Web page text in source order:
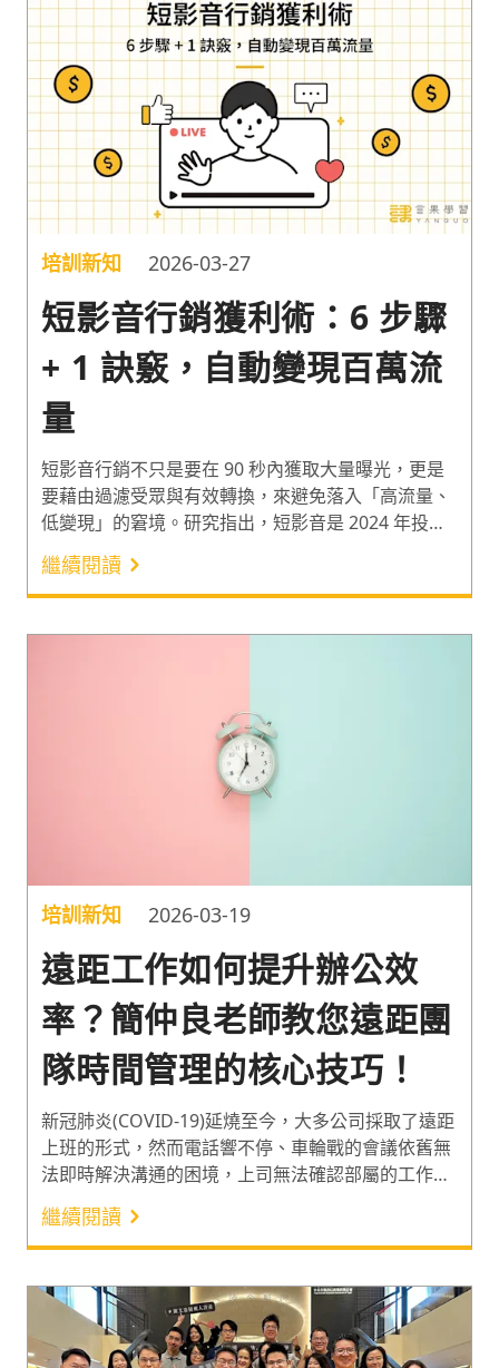
培訓新知 2026-03-27
短影音行銷獲利術：6 步驟
+ 1 訣竅，自動變現百萬流
量
短影音行銷不只是要在 90 秒內獲取大量曝光，更是
要藉由過濾受眾與有效轉換，來避免落入「高流量、
低變現」的窘境。研究指出，短影音是 2024 年投資
報酬率最高的社群媒體行銷策略¹，但許多企業卻面臨
投入大量資源只換來空虛流量，甚至為了回覆留言而
人仰馬翻的困擾。因此曾帶領學員變現破千萬的老獅
說（Lion），分享如何透過內容框架與自動轉化機
繼續閱讀
培訓新知 2026-03-19
遠距工作如何提升辦公效
率？簡仲良老師教您遠距團
隊時間管理的核心技巧！
新冠肺炎(COVID-19)延燒至今，大多公司採取了遠距
上班的形式，然而電話響不停、車輪戰的會議依舊無
法即時解決溝通的困境，上司無法確認部屬的工作狀
態、員工的時間也被大大小小的會議所切割，每天自
主加班、苦不堪言的情景是否有解?為此，簡仲良老
師為我們準備了遠距團隊協作與時間管理的課堂內
容。
繼續閱讀